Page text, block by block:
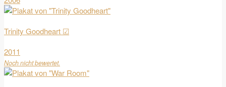
Trinity Goodheart ☑
2011
Noch nicht bewertet.